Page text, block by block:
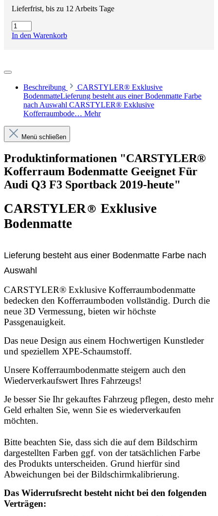
Lieferfrist, bis zu 12 Arbeits Tage
In den Warenkorb
Beschreibung
CARSTYLER® Exklusive
BodenmatteLieferung besteht aus einer Bodenmatte Farbe
nach Auswahl CARSTYLER® Exklusive
Kofferraumbode… Mehr
Menü schließen
Produktinformationen "CARSTYLER®
Kofferraum Bodenmatte Geeignet Für
Audi Q3 F3 Sportback 2019-heute"
CARSTYLER® Exklusive
Bodenmatte
Lieferung besteht aus einer Bodenmatte Farbe nach
Auswahl
CARSTYLER® Exklusive Kofferraumbodenmatte
bedecken den Kofferraumboden vollständig. Durch die
neue 3D Vermessung, bieten wir höchste
Passgenauigkeit.
Das neue Design aus einem Hochwertigen Kunstleder
und speziellem XPE-Schaumstoff.
Unsere Kofferraumbodenmatte steigern auch den
Wiederverkaufswert Ihres Fahrzeugs!
Je besser Sie Ihr gekauftes Fahrzeug pflegen, desto mehr
Geld erhalten Sie, wenn Sie es wiederverkaufen
möchten.
Bitte beachten Sie, dass sich die auf dem Bildschirm
dargestellten Farben ggf. von der tatsächlichen Farbe
des Produkts unterscheiden. Grund hierfür sind
Abweichungen bei der Bildschirmkalibrierung.
Das Widerrufsrecht besteht nicht bei den folgenden
Verträgen: